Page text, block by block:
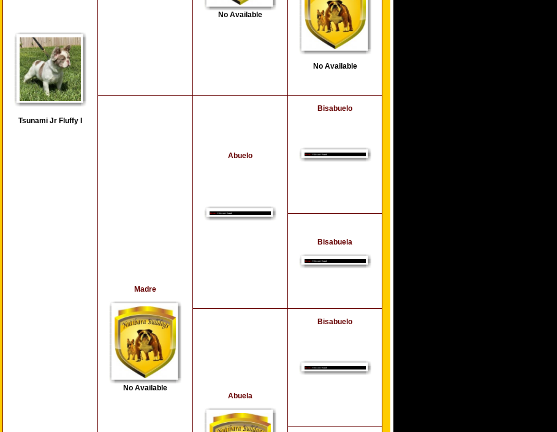
Tsunami Jr Fluffy I
No Available
No Available
Madre
No Available
Abuelo
Bisabuelo
Bisabuela
Abuela
Bisabuelo